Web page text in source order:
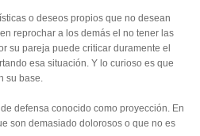
o deseos propios que no desean
reprochar a los demás el no tener las
su pareja puede criticar duramente el
esa situación. Y lo curioso es que
su base.
defensa conocido como proyección. En
son demasiado dolorosos o que no es